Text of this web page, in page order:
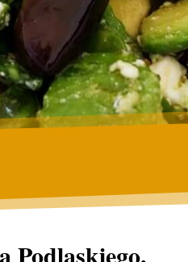
Podlaskiego.